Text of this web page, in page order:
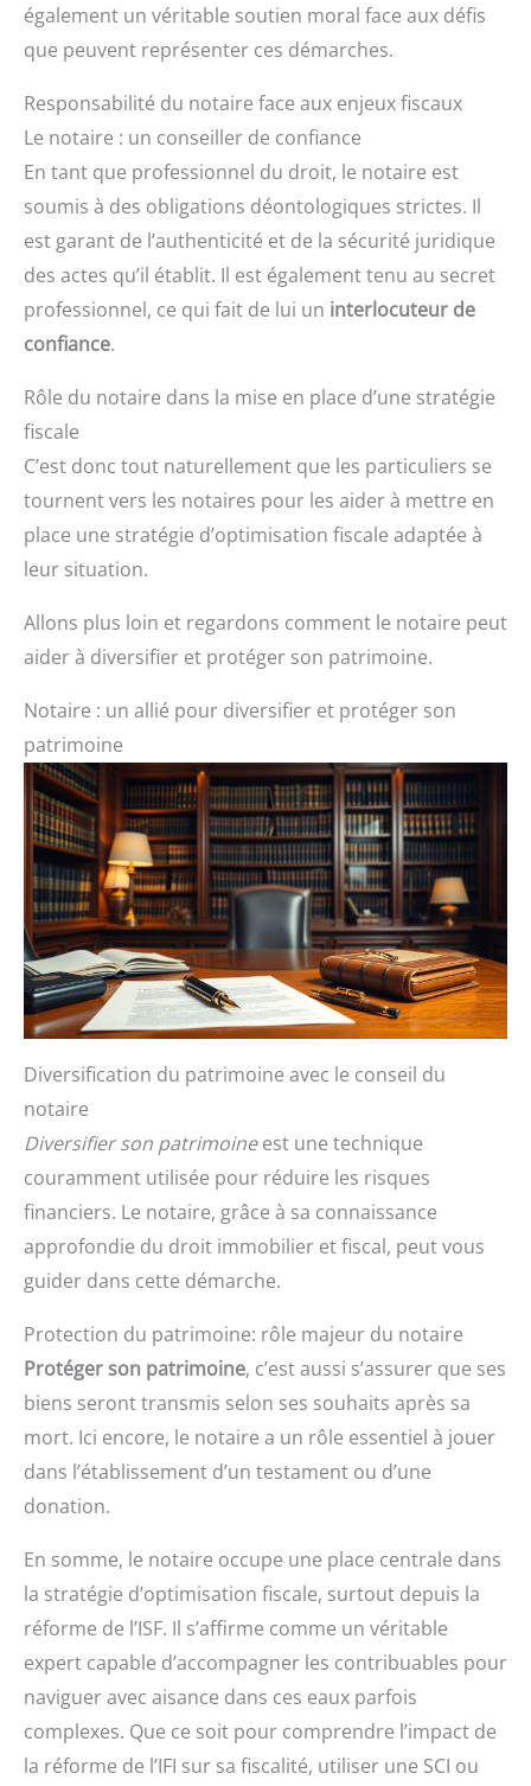
également un véritable soutien moral face aux défis
que peuvent représenter ces démarches.
Responsabilité du notaire face aux enjeux fiscaux
Le notaire : un conseiller de confiance
En tant que professionnel du droit, le notaire est
soumis à des obligations déontologiques strictes. Il
est garant de l’authenticité et de la sécurité juridique
des actes qu’il établit. Il est également tenu au secret
professionnel, ce qui fait de lui un interlocuteur de
confiance.
Rôle du notaire dans la mise en place d’une stratégie
fiscale
C’est donc tout naturellement que les particuliers se
tournent vers les notaires pour les aider à mettre en
place une stratégie d’optimisation fiscale adaptée à
leur situation.
Allons plus loin et regardons comment le notaire peut
aider à diversifier et protéger son patrimoine.
Notaire : un allié pour diversifier et protéger son
patrimoine
Diversification du patrimoine avec le conseil du
notaire
Diversifier son patrimoineest une technique
couramment utilisée pour réduire les risques
financiers. Le notaire, grâce à sa connaissance
approfondie du droit immobilier et fiscal, peut vous
guider dans cette démarche.
Protection du patrimoine: rôle majeur du notaire
Protéger son patrimoine, c’est aussi s’assurer que ses
biens seront transmis selon ses souhaits après sa
mort. Ici encore, le notaire a un rôle essentiel à jouer
dans l’établissement d’un testament ou d’une
donation.
En somme, le notaire occupe une place centrale dans
la stratégie d’optimisation fiscale, surtout depuis la
réforme de l’ISF. Il s’affirme comme un véritable
expert capable d’accompagner les contribuables pour
naviguer avec aisance dans ces eaux parfois
complexes. Que ce soit pour comprendre l’impact de
la réforme de l’IFI sur sa fiscalité, utiliser une SCI ou